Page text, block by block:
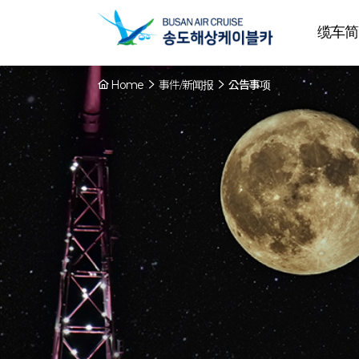
缆车
Home 事件/新闻报 公告事项